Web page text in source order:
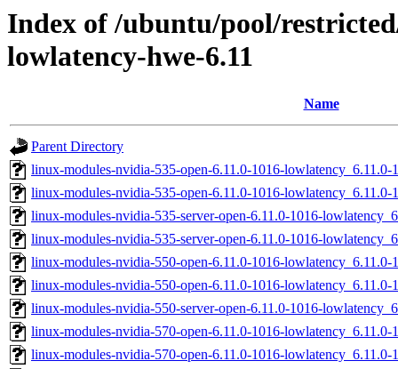
Index of /ubuntu/pool/
lowlatency-hwe-6.11
Name
Parent Directory
linux-modules-nvidia-535-open-6.11.0-1016-lowlatency_6.11.0-
linux-modules-nvidia-535-open-6.11.0-1016-lowlatency_6.11.0-
linux-modules-nvidia-535-server-open-6.11.0-1016-
linux-modules-nvidia-535-server-open-6.11.0-1016-
linux-modules-nvidia-550-open-6.11.0-1016-lowlatency_6.11.0-
linux-modules-nvidia-550-open-6.11.0-1016-lowlatency_6.11.0-
linux-modules-nvidia-550-server-open-6.11.0-1016-
linux-modules-nvidia-570-open-6.11.0-1016-lowlatency_6.11.0-
linux-modules-nvidia-570-open-6.11.0-1016-lowlatency_6.11.0-